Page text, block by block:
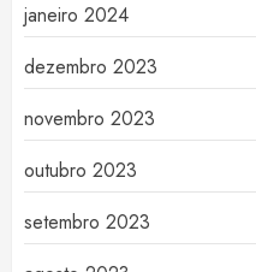
janeiro 2024
dezembro 2023
novembro 2023
outubro 2023
setembro 2023